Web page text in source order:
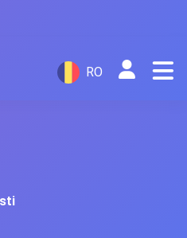
RO